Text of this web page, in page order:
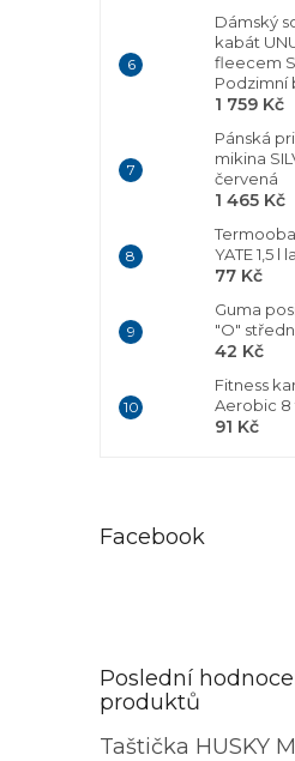
Dámský
kabát
fleecem
Podzimní
1 759 Kč
Pánská
mikina
červená
1 465 Kč
YATE 1,5 l
77 Kč
Guma
"O"
42 Kč
Fitness
Aerobic 8
91 Kč
Facebook
Poslední
produktů